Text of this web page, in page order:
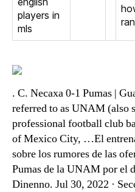
players in
mls
. C. Necaxa 0-1 Pumas |
referred to as UNAM (also
professional football club
of Mexico City, …El
sobre los rumores de las
Pumas de la UNAM por el
Dinenno. Jul 30, 2022 ·